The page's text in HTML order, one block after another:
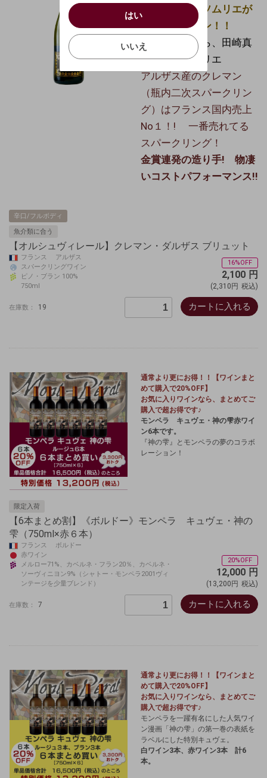
世界のＴＯＰソムリエが
選んだクレマン！！
＊日本代表から、田崎真
也、森覚ソムリエ
アルザス産のクレマン
（瓶内二次スパークリン
グ）はフランス国内売上
No１！! 一番売れてる
スパークリング！
金賞連発の造り手! 物凄
いコストパフォーマンス!!
辛口/フルボディ
魚介類に合う
【オルシュヴィレール】クレマン・ダルザス ブリュット
フランス アルザス
スパークリングワイン
ピノ・ブラン 100%
750ml
16%OFF
2,100 円
(2,310円 税込)
在庫数： 19 カートに入れる
通常より更にお得！！【ワインまと
めて購入で20%OFF】
お気に入りワインなら、まとめてご
購入で超お得です♪
モンペラ キュヴェ・神の雫赤ワイ
ン6本です。
『神の雫』とモンペラの夢のコラボ
レーション！
限定入荷
【6本まとめ割】《ボルドー》モンペラ キュヴェ・神の
雫（750ml×赤６本）
フランス ボルドー
赤ワイン
メルロー71%、カベルネ・フラン20％、カベルネ・
ソーヴィニヨン9%（シャトー・モンペラ2001ヴィ
ンテージを少量ブレンド）
20%OFF
12,000 円
(13,200円 税込)
在庫数： 7 カートに入れる
通常より更にお得！！
【ワインまと
めて購入で20%OFF】
お気に入りワインなら、まとめてご
購入で超お得です♪
モンペラを一躍有名にした人気ワイ
ン漫画「神の雫」の第一巻の表紙を
ラベルにした特別キュヴェ。
白ワイン3本、赤ワイン3本 計6
本。
お買い物を続ける カートへ進む
はい
いいえ
/
確認する